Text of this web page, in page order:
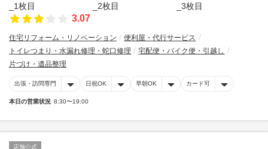
3.07
住宅リフォーム・リノベーション
便利屋・代行サービス
トイレつまり・水漏れ修理・蛇口修理
宅配便・バイク便・引越し
片づけ・遺品整理
出張・訪問専門 日祝OK 早朝OK カード可
本日の営業状況 8:30〜19:00
店舗公式